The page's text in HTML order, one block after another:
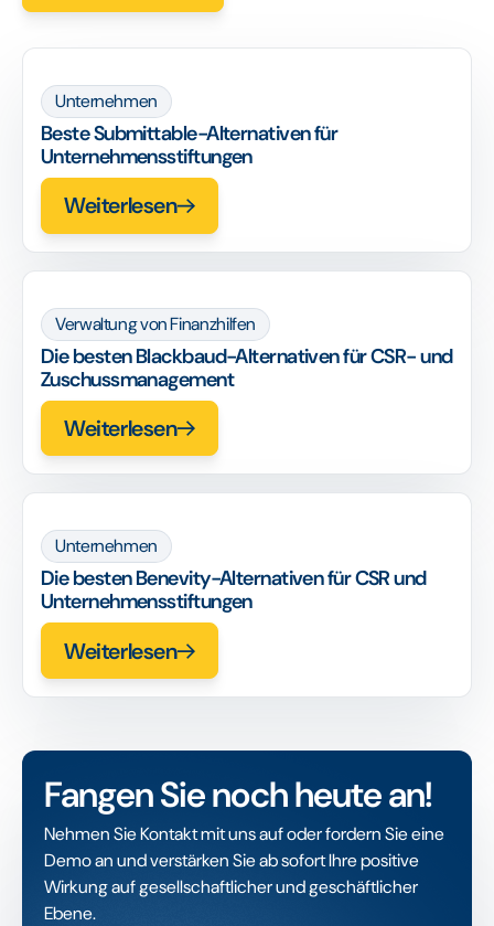
Unternehmen
Beste Submittable-Alternativen für
Unternehmensstiftungen
Weiterlesen
Verwaltung von Finanzhilfen
Die besten Blackbaud-Alternativen für CSR- und
Zuschussmanagement
Weiterlesen
Unternehmen
Die besten Benevity-Alternativen für CSR und
Unternehmensstiftungen
Weiterlesen
Fangen Sie noch heute an!
Nehmen Sie Kontakt mit uns auf oder fordern Sie eine
Demo an und verstärken Sie ab sofort Ihre positive
Wirkung auf gesellschaftlicher und geschäftlicher
Ebene.